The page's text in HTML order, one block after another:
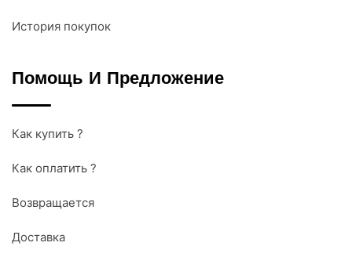
История покупок
Помощь И Предложение
Как купить ?
Как оплатить ?
Возвращается
Доставка